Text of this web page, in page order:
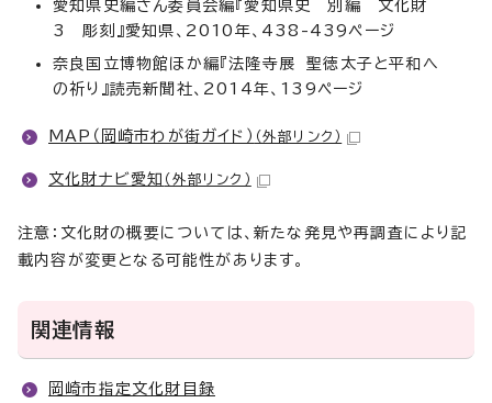
愛知県史編さん委員会編『愛知県史 別編 文化財
3 彫刻』愛知県、2010年、438-439ページ
奈良国立博物館ほか編『法隆寺展 聖徳太子と平和へ
の祈り』読売新聞社、2014年、139ページ
MAP（岡崎市わが街ガイド） （外部リンク）
文化財ナビ愛知 （外部リンク）
注意：文化財の概要については、新たな発見や再調査により記
載内容が変更となる可能性があります。
関連情報
岡崎市指定文化財目録